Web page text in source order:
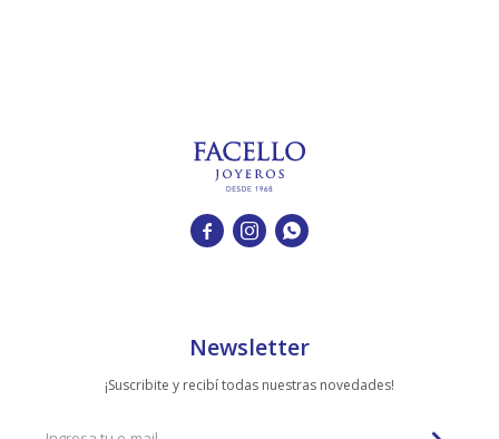
  
Newsletter
¡Suscribite y recibí todas nuestras novedades!